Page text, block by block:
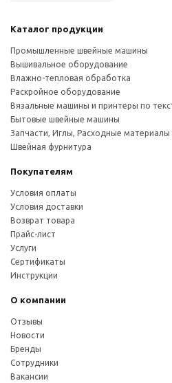
Каталог продукции
Промышленные швейные машины
Вышивальное оборудование
Влажно-тепловая обработка
Раскройное оборудование
Вязальные машины и принтеры по
Бытовые швейные машины
Запчасти, Иглы, Расходные
Швейная фурнитура
Покупателям
Условия оплаты
Условия доставки
Возврат товара
Прайс-лист
Услуги
Сертификаты
Инструкции
О компании
Отзывы
Новости
Бренды
Сотрудники
Вакансии